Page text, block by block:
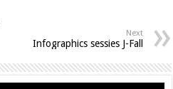
Next
Infographics sessies J-Fall